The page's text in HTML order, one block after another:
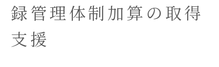
録管理体制加算の取得
支援